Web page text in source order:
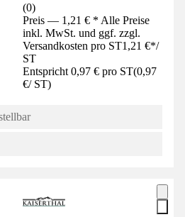
(0)
Preis — 1,21 € * Alle Preise
inkl. MwSt. und ggf. zzgl.
Versandkosten pro ST1,21 €*/
ST
Entspricht 0,97 € pro ST(0,97
€/ ST)